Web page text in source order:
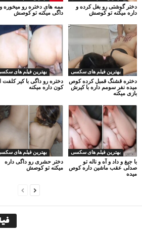
ممه های دختره رو میخوره و
داگی میکنه تو کوصش
دختر گوشتی رو بغل کرده و
داره میکنه تو کوصش
بهترین فیلم های
دختره رو داگی با کیر کلفت
کون داره میکنه
بهترین فیلم های سکسی
دختره قشنگ قمبل کرده کوص
میده نفر سومم داره با کیرش
بازی میکنه
بهترین فیلم های
دختر حشری رو داگی داره
میکنه تو کوصش
بهترین فیلم های سکسی
با جیغ و داد و آه و ناله تو
صدلی عقب ماشین داره کوص
میده